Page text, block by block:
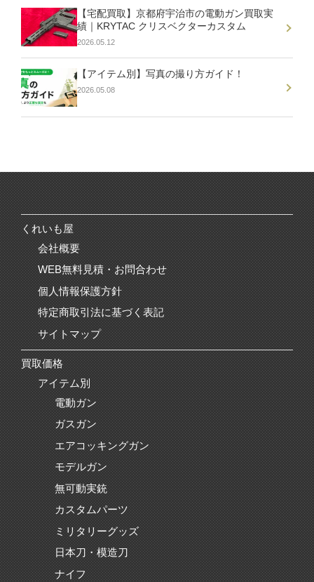
【宅配買取】京都府宇治市の電動ガン買取実
績｜KRYTAC クリスベクターカスタム
2026.05.12
【アイテム別】写真の撮り方ガイド！
2026.05.08
くれいも屋
会社概要
WEB無料見積・お問合わせ
個人情報保護方針
特定商取引法に基づく表記
サイトマップ
買取価格
アイテム別
電動ガン
ガスガン
エアコッキングガン
モデルガン
無可動実銃
カスタムパーツ
ミリタリーグッズ
日本刀・模造刀
ナイフ